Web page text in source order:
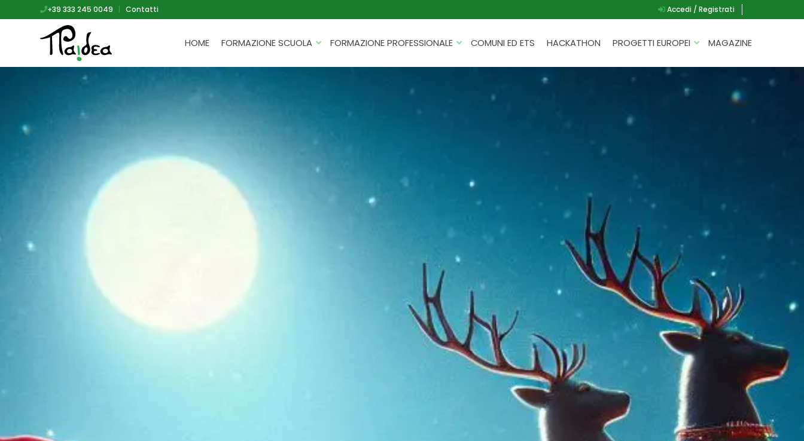
+39 333 245 0049 | Contatti Accedi / Registrati
HOME FORMAZIONE SCUOLA
CATALOGHI
FORMAZIONE PER DOCENTI
FORMAZIONE PROFESSIONALE
FORMAZIONE FINANZIATA
HACKATHON PER AZIENDE
ROBOTICA E IOT
COMUNI ED ETS HACKATHON PROGETTI EUROPEI
G.A.D.
P.L.A.Y.
MAGAZINE